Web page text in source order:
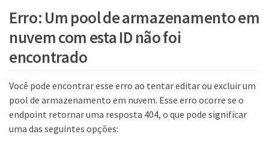
Erro: Um pool de armazenamento em
nuvem com esta ID não foi
encontrado
Você pode encontrar esse erro ao tentar editar ou excluir um
pool de armazenamento em nuvem. Esse erro ocorre se o
endpoint retornar uma resposta 404, o que pode significar
uma das seguintes opções: